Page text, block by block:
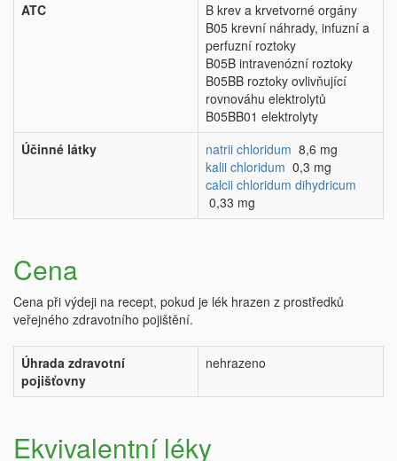
ATC
B krev a krvetvorné orgány
B05 krevní náhrady, infuzní a
perfuzní roztoky
B05B intravenózní roztoky
B05BB roztoky ovlivňující
rovnováhu elektrolytů
B05BB01 elektrolyty
Účinné látky
natrii chloridum 8,6 mg
kalii chloridum 0,3 mg
calcii chloridum dihydricum
0,33 mg
Cena
Cena při výdeji na recept, pokud je lék hrazen z prostředků
veřejného zdravotního pojištění.
Úhrada zdravotní
pojišťovny
nehrazeno
Ekvivalentní léky